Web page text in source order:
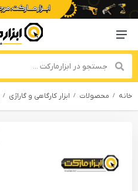
Menu Navigation
خانه محصولات ابزار کارگاهی و گاراژی